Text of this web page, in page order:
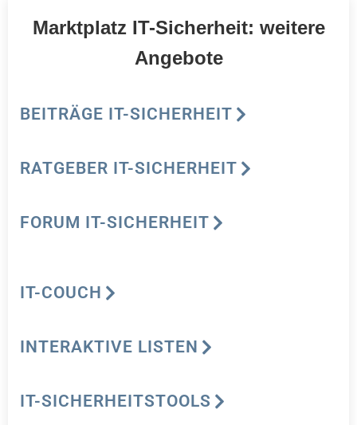
Marktplatz IT-Sicherheit: weitere
Angebote
BEITRÄGE IT-SICHERHEIT
RATGEBER IT-SICHERHEIT
FORUM IT-SICHERHEIT
IT-COUCH
INTERAKTIVE LISTEN
IT-SICHERHEITSTOOLS